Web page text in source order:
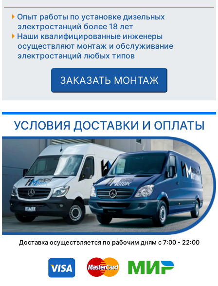
Опыт работы по установке дизельных
электростанций более 18 лет
Наши квалифицированные инженеры
осуществляют монтаж и обслуживание
электростанций любых типов
ЗАКАЗАТЬ МОНТАЖ
УСЛОВИЯ ДОСТАВКИ И ОПЛАТЫ
Доставка осуществляется по рабочим дням с 7:00 - 22:00